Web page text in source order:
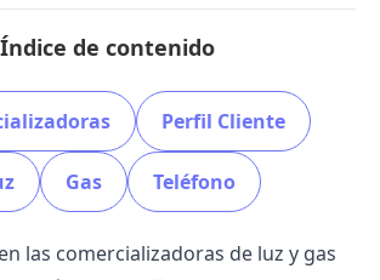
Índice de contenido
Perfil Cliente
Gas Teléfono
las comercializadoras de luz y gas